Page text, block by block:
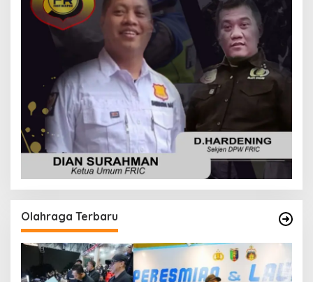
Olahraga Terbaru